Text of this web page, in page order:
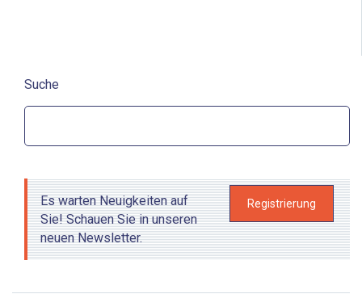
Aktionen
Suche
Registrierung
Es warten Neuigkeiten auf
Sie! Schauen Sie in unseren
neuen Newsletter.